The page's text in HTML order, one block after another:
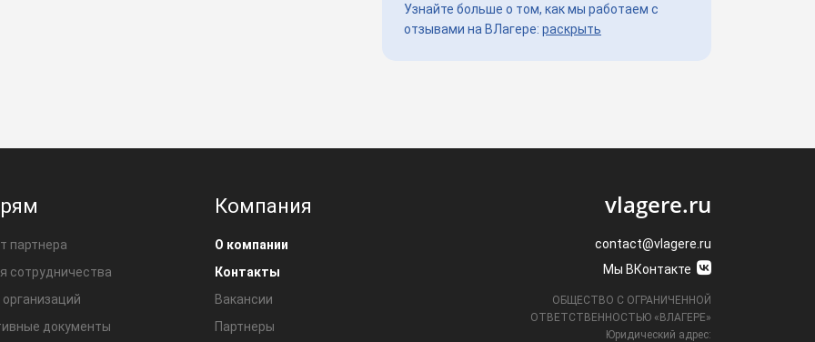
Узнайте больше о том, как мы работаем с
отзывами на ВЛагере: раскрыть
партнера
сотрудничества
документы
Компания
О компании
Контакты
Вакансии
Партнеры
vlagere.ru
contact@vlagere.ru
Мы ВКонтакте
ОБЩЕСТВО С ОГРАНИЧЕННОЙ
ОТВЕТСТВЕННОСТЬЮ «ВЛАГЕРЕ»
Юридический адрес: